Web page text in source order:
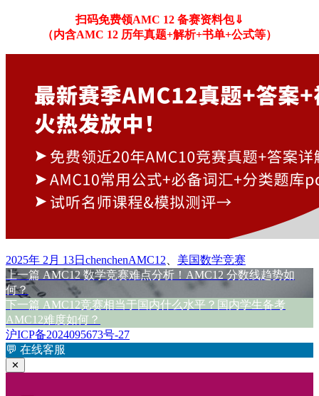
扫码免费领AMC 12 备赛资料包⇓
（内含AMC 12 历年真题+解析+书单+公式等）
发
布
于
2025年 2月 13日 作
者
chenchen标
签
AMC12 美国数学竞赛
文
章
导
航
上一篇 上
篇
文
章：
AMC12 数学竞赛难点分析！AMC12 分数线趋势如
何？
下一篇 下
篇
文
章：
AMC12竞赛相当于国内什么水平？国内学生备考
AMC12难度如何？
沪ICP备2024095673号-27
💬 在线客服
✕